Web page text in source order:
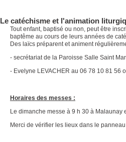
Le catéchisme et l'animation
Tout enfant, baptisé ou non, peut être
baptême au cours de leurs années de
Des laïcs préparent et animent
- secrétariat de la Paroisse Salle Saint
- Evelyne LEVACHER au 06 78 10 81 56
Horaires des messes :
Le dimanche messe à 9 h 30 à Malaunay
Merci de vérifier les lieux dans le